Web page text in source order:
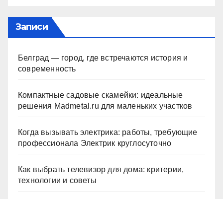
Записи
Белград — город, где встречаются история и
современность
Компактные садовые скамейки: идеальные
решения Madmetal.ru для маленьких участков
Когда вызывать электрика: работы, требующие
профессионала Электрик круглосуточно
Как выбрать телевизор для дома: критерии,
технологии и советы